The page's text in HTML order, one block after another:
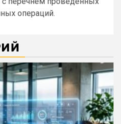
операций.